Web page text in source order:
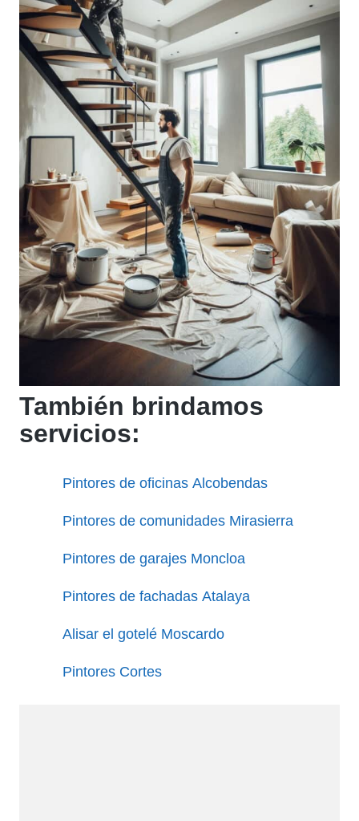
También brindamos
servicios:
Pintores de oficinas Alcobendas
Pintores de comunidades Mirasierra
Pintores de garajes Moncloa
Pintores de fachadas Atalaya
Alisar el gotelé Moscardo
Pintores Cortes